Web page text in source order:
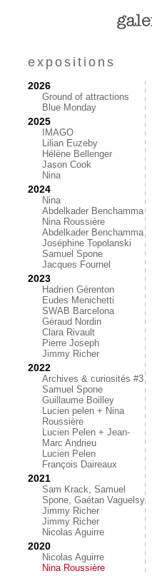
expositions
2026
Ground of attractions
Blue Monday
2025
IMAGO
Lilian Euzeby
Hélène Bellenger
Jason Cook
Nina
2024
Nina
Abdelkader Benchamma
Nina Roussière
Abdelkader Benchamma
Joséphine Topolanski
Samuel Spone
Jacques Fournel
2023
Hadrien Gérenton
Eudes Menichetti
SWAB Barcelona
Géraud Nordin
Clara Rivault
Pierre Joseph
Jimmy Richer
2022
Archives & curiosités #3
Samuel Spone
Guillaume Boilley
Lucien pelen + Nina
Roussière
Lucien Pelen + Jean-
Marc Andrieu
Lucien Pelen
François Daireaux
2021
Sam Krack, Samuel
Spone, Gaétan Vaguelsy
Jimmy Richer
Jimmy Richer
Nicolas Aguirre
2020
Nicolas Aguirre
Nina Roussière